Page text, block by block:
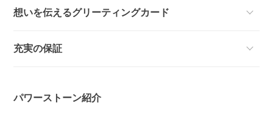
想いを伝えるグリーティングカード
充実の保証
パワーストーン紹介